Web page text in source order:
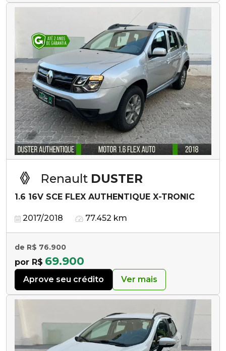
Renault DUSTER
1.6 16V SCE FLEX AUTHENTIQUE X-TRONIC
2017/2018 77.452 km
de R$ 76.900
por R$ 69.900
Aprove seu crédito Ver mais